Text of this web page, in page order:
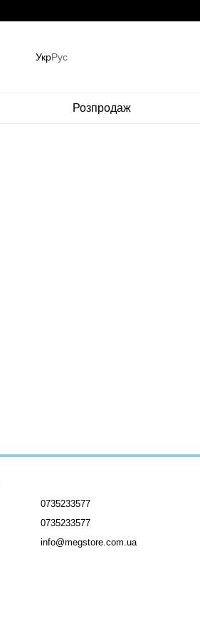
УкрРус
Розпродаж
0735233577
0735233577
info@megstore.com.ua